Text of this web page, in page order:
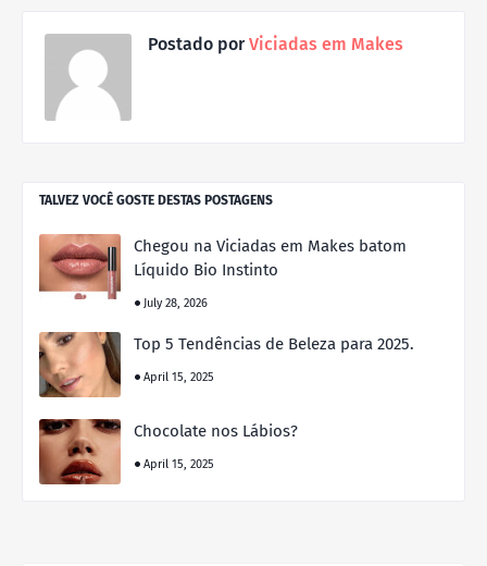
Postado porViciadas em Makes
TALVEZ VOCÊ GOSTE DESTAS POSTAGENS
Chegou na Viciadas em Makes batom
Líquido Bio Instinto
July 28, 2026
Top 5 Tendências de Beleza para 2025.
April 15, 2025
Chocolate nos Lábios?
April 15, 2025